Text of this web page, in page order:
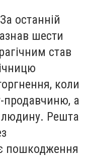
За останній
шести
став
коли
продавчиню, а
Решта
пошкодження